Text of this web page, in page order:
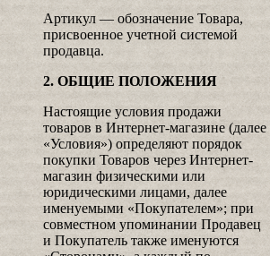
Артикул — обозначение Товара,
присвоенное учетной системой
продавца.
2. ОБЩИЕ ПОЛОЖЕНИЯ
Настоящие условия продажи
товаров в Интернет-магазине (далее
«Условия») определяют порядок
покупки Товаров через Интернет-
магазин физическими или
юридическими лицами, далее
именуемыми «Покупателем»; при
совместном упоминании Продавец
и Покупатель также именуются